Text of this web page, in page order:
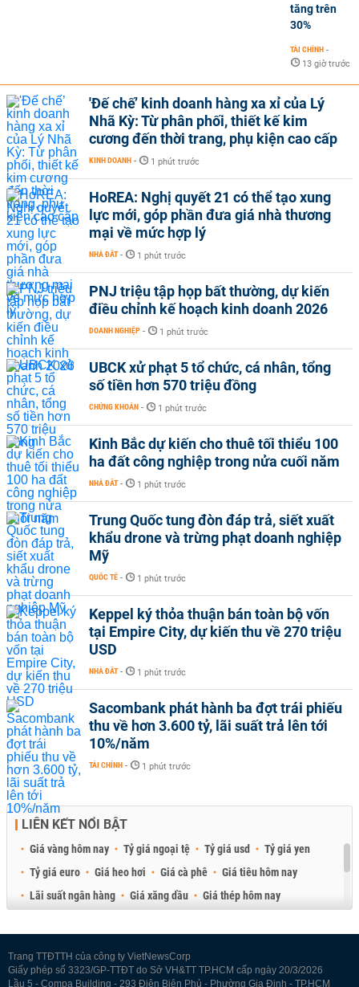
tăng trên
30%
TÀI CHÍNH -
13 giờ trước
'Đế chế’ kinh doanh hàng xa xỉ của Lý
Nhã Kỳ: Từ phân phối, thiết kế kim
cương đến thời trang, phụ kiện cao cấp
KINH DOANH - 1 phút trước
HoREA: Nghị quyết 21 có thể tạo xung
lực mới, góp phần đưa giá nhà thương
mại về mức hợp lý
NHÀ ĐẤT - 1 phút trước
PNJ triệu tập họp bất thường, dự kiến
điều chỉnh kế hoạch kinh doanh 2026
DOANH NGHIỆP - 1 phút trước
UBCK xử phạt 5 tổ chức, cá nhân, tổng
số tiền hơn 570 triệu đồng
CHỨNG KHOÁN - 1 phút trước
Kinh Bắc dự kiến cho thuê tối thiểu 100
ha đất công nghiệp trong nửa cuối năm
NHÀ ĐẤT - 1 phút trước
Trung Quốc tung đòn đáp trả, siết xuất
khẩu drone và trừng phạt doanh nghiệp
Mỹ
QUỐC TẾ - 1 phút trước
Keppel ký thỏa thuận bán toàn bộ vốn
tại Empire City, dự kiến thu về 270 triệu
USD
NHÀ ĐẤT - 1 phút trước
Sacombank phát hành ba đợt trái phiếu
thu về hơn 3.600 tỷ, lãi suất trả lên tới
10%/năm
TÀI CHÍNH - 1 phút trước
LIÊN KẾT NỔI BẬT
Giá vàng hôm nay Tỷ giá ngoại tệ Tỷ giá usd
Tỷ giá yen
Tỷ giá euro
Giá heo hơi Giá cà phê
Giá tiêu hôm nay
Lãi suất ngân hàng
Giá xăng dầu
Giá thép hôm nay
Trang TTĐTTH của công ty VietNewsCorp
Giấy phép số 3323/GP-TTĐT do Sở VH&TT TP.HCM cấp ngày 20/3/2026
Lầu 5 - Compa Building - 293 Điện Biên Phủ - Phường Gia Định - TP.HCM